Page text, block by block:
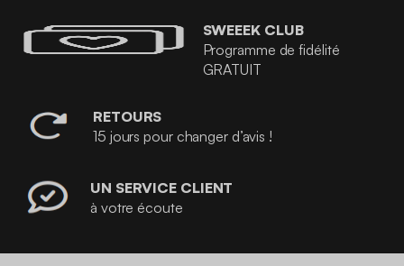
SWEEEK CLUB
Programme de fidélité
GRATUIT
RETOURS
15 jours pour changer d’avis !
UN SERVICE CLIENT
à votre écoute